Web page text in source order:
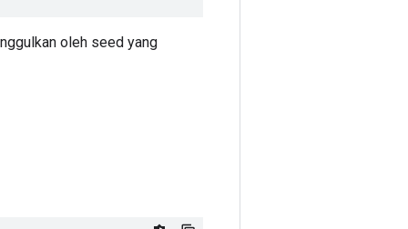
oleh seed yang